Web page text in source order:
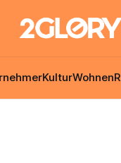
KulturWohnen